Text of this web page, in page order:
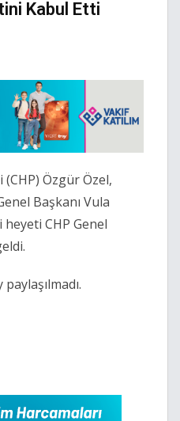
Kabul Etti
(CHP) Özgür Özel,
Başkanı Vula
CHP Genel